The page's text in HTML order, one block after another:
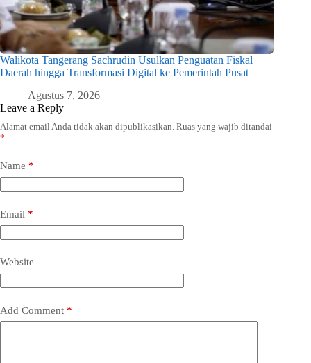
Walikota Tangerang Sachrudin Usulkan Penguatan Fiskal
Daerah hingga Transformasi Digital ke Pemerintah Pusat
Agustus 7, 2026
Leave a Reply
Alamat email Anda tidak akan dipublikasikan. Ruas yang wajib ditandai
*
Name *
Email *
Website
Add Comment *